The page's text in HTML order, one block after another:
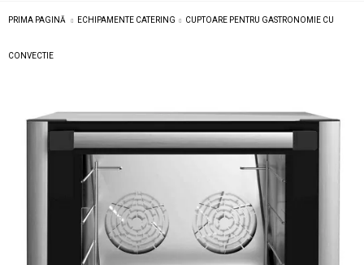
PRIMA PAGINĂ ECHIPAMENTE CATERING CUPTOARE PENTRU GASTRONOMIE CU
CONVECTIE